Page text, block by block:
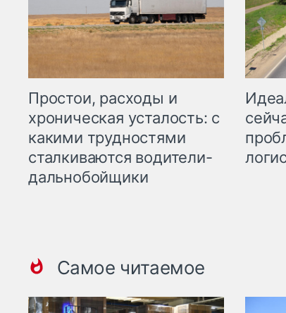
Простои, расходы и
хроническая усталость: с
какими трудностями
сталкиваются водители-
дальнобойщики
Самое читаемое